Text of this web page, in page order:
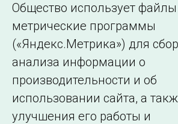
2008
2007
2006
2005
Общество использует файлы
метрические программы
(«Яндекс.Метрика») для
анализа информации о
производительности и об
использовании сайта, а
улучшения его работы и